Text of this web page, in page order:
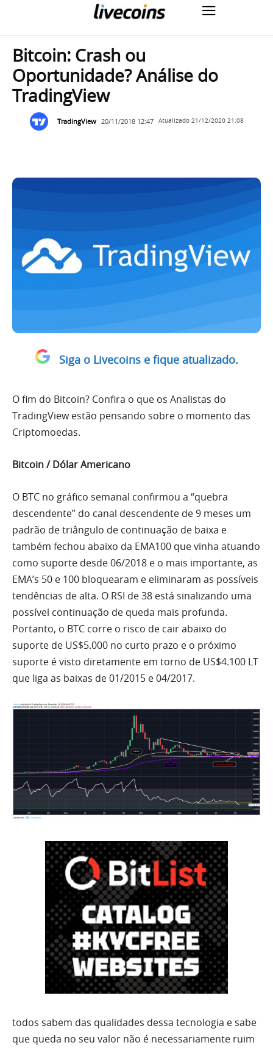
Bitcoin: Crash ou
Oportunidade? Análise do
TradingView
TradingView 20/11/2018 12:47 Atualizado 21/12/2020 21:08
Siga o Livecoins e fique atualizado.
O fim do Bitcoin? Confira o que os Analistas do
TradingView estão pensando sobre o momento das
Criptomoedas.
Bitcoin / Dólar Americano
O BTC no gráfico semanal confirmou a “quebra
descendente” do canal descendente de 9 meses um
padrão de triângulo de continuação de baixa e
também fechou abaixo da EMA100 que vinha atuando
como suporte desde 06/2018 e o mais importante, as
EMA’s 50 e 100 bloquearam e eliminaram as possíveis
tendências de alta. O RSI de 38 está sinalizando uma
possível continuação de queda mais profunda.
Portanto, o BTC corre o risco de cair abaixo do
suporte de US$5.000 no curto prazo e o próximo
suporte é visto diretamente em torno de US$4.100 LT
que liga as baixas de 01/2015 e 04/2017.
todos sabem das qualidades dessa tecnologia e sabe
que queda no seu valor não é necessariamente ruim